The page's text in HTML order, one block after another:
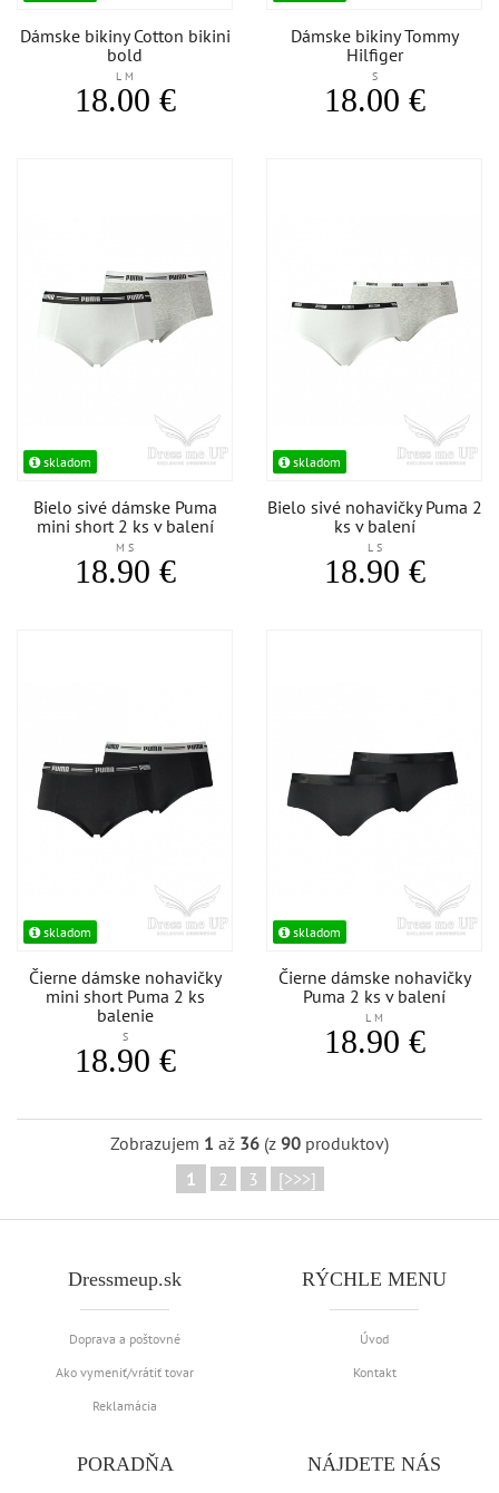
Dámske bikiny Cotton bikini
bold
L M
18.00 €
Dámske bikiny Tommy
Hilfiger
S
18.00 €
skladom
Bielo sivé dámske Puma
mini short 2 ks v balení
M S
18.90 €
skladom
Bielo sivé nohavičky Puma 2
ks v balení
L S
18.90 €
skladom
Čierne dámske nohavičky
mini short Puma 2 ks
balenie
S
18.90 €
skladom
Čierne dámske nohavičky
Puma 2 ks v balení
L M
18.90 €
Zobrazujem 1 až 36 (z 90 produktov)
1
2 3 [>>>]
Dressmeup.sk
Doprava a poštovné
Ako vymeniť/vrátiť tovar
Reklamácia
RÝCHLE MENU
Úvod
Kontakt
PORADŇA NÁJDETE NÁS